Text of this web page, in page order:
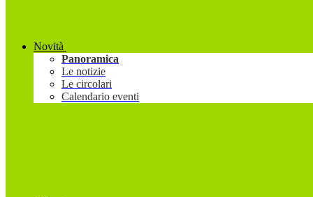
Novità
Panoramica
Le notizie
Le circolari
Calendario eventi